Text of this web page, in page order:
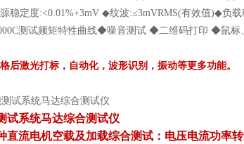
稳定度:<0.01%+3mV ◆纹波:≤3mVRMS(有效值)◆负载
测试频矩特性曲线◆噪音测试 ◆二维码打印 ◆鼠
后激光打标，自动化，波形识别，振动等更多功能。
试系统马达综合测试仪
直流电机空载及加载综合测试：电压电流功率